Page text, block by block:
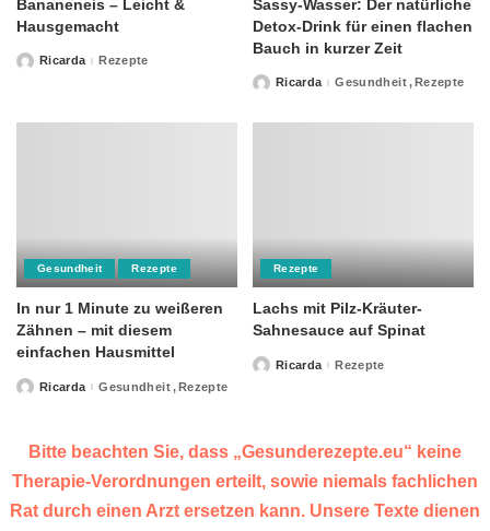
Bananeneis – Leicht &
Hausgemacht
PostedRicarda Rezepte
Sassy-Wasser: Der natürliche
Detox-Drink für einen flachen
Bauch in kurzer Zeit
PostedRicarda Gesundheit Rezepte
Gesundheit Rezepte
In nur 1 Minute zu weißeren
Zähnen – mit diesem
einfachen Hausmittel
PostedRicarda Gesundheit Rezepte
Rezepte
Lachs mit Pilz-Kräuter-
Sahnesauce auf Spinat
PostedRicarda Rezepte
Bitte beachten Sie, dass „Gesunderezepte.eu“ keine
Therapie-Verordnungen erteilt, sowie niemals fachlichen
Rat durch einen Arzt ersetzen kann. Unsere Texte dienen